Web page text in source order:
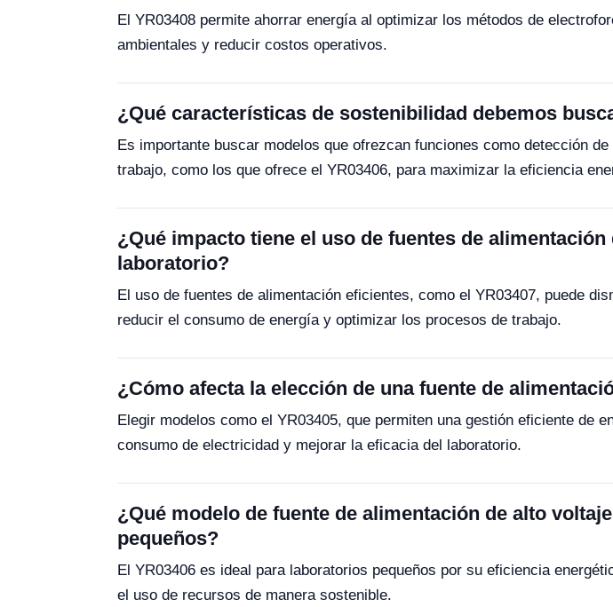
El YR03408 permite ahorrar energía al optimizar los métodos de
ambientales y reducir costos operativos.
¿Qué características de sostenibilidad debemos
Es importante buscar modelos que ofrezcan funciones como detección
trabajo, como los que ofrece el YR03406, para maximizar la eficiencia
¿Qué impacto tiene el uso de fuentes de
laboratorio?
El uso de fuentes de alimentación eficientes, como el YR03407, puede
reducir el consumo de energía y optimizar los procesos de trabajo.
¿Cómo afecta la elección de una fuente de
Elegir modelos como el YR03405, que permiten una gestión eficiente de
consumo de electricidad y mejorar la eficacia del laboratorio.
¿Qué modelo de fuente de alimentación de alto
pequeños?
El YR03406 es ideal para laboratorios pequeños por su eficiencia
el uso de recursos de manera sostenible.